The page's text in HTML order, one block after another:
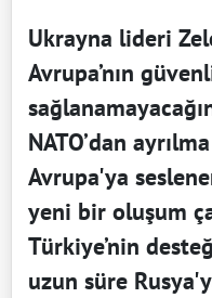
Ukrayna lideri
Avrupa’nın
NATO’dan
Avrupa'ya
yeni bir oluşum
Türkiye’nin
uzun süre